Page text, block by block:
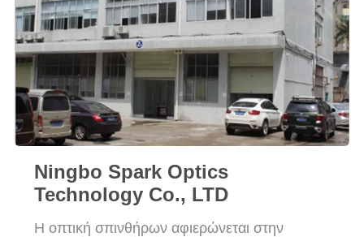
ΧΆΡΤΗΣ
ΙΣΤΌΤΟΠΟΥ
ΠΟΛΙΤΙΚΉ
ΜΥΣΤΙΚΌΤΗΤΑΣ
Ningbo Spark Optics
Technology Co., LTD
Η οπτική σπινθήρων αφιερώνεται στην